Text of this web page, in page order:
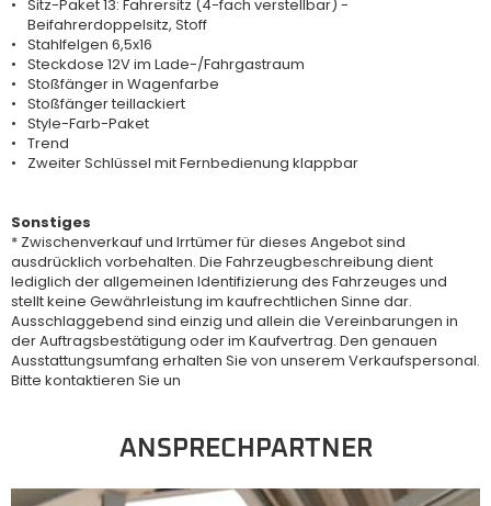
Sitz-Paket 13: Fahrersitz (4-fach verstellbar) -
Beifahrerdoppelsitz, Stoff
Stahlfelgen 6,5x16
Steckdose 12V im Lade-/Fahrgastraum
Stoßfänger in Wagenfarbe
Stoßfänger teillackiert
Style-Farb-Paket
Trend
Zweiter Schlüssel mit Fernbedienung klappbar
Sonstiges
* Zwischenverkauf und Irrtümer für dieses Angebot sind
ausdrücklich vorbehalten. Die Fahrzeugbeschreibung dient
lediglich der allgemeinen Identifizierung des Fahrzeuges und
stellt keine Gewährleistung im kaufrechtlichen Sinne dar.
Ausschlaggebend sind einzig und allein die Vereinbarungen in
der Auftragsbestätigung oder im Kaufvertrag. Den genauen
Ausstattungsumfang erhalten Sie von unserem Verkaufspersonal.
Bitte kontaktieren Sie un
ANSPRECHPARTNER